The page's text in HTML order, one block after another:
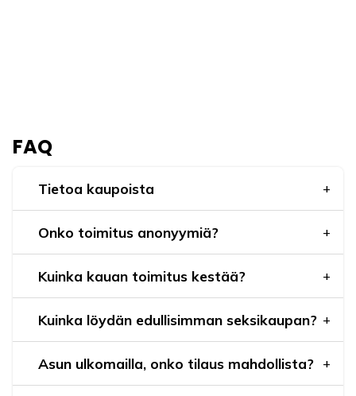
FAQ
Tietoa kaupoista
Onko toimitus anonyymiä?
Kuinka kauan toimitus kestää?
Kuinka löydän edullisimman seksikaupan?
Asun ulkomailla, onko tilaus mahdollista?